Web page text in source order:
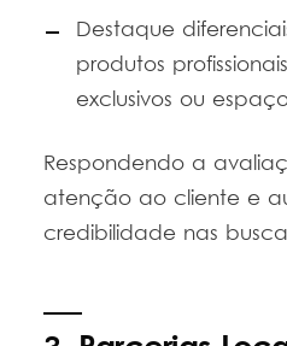
Destaque
produtos
exclusivos ou
Respondendo a
atenção ao cliente e
credibilidade nas